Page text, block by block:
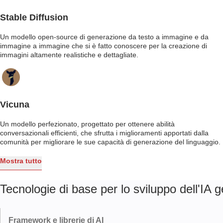
Stable Diffusion
Un modello open-source di generazione da testo a immagine e da
immagine a immagine che si è fatto conoscere per la creazione di
immagini altamente realistiche e dettagliate.
Vicuna
Un modello perfezionato, progettato per ottenere abilità
conversazionali efficienti, che sfrutta i miglioramenti apportati dalla
comunità per migliorare le sue capacità di generazione del linguaggio.
Mostra tutto
Tecnologie di base per lo sviluppo dell'IA
Framework e librerie di AI